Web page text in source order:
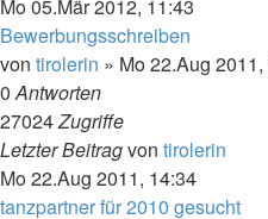
Mo 05.Mär 2012, 11:43
Bewerbungsschreiben
von tirolerin » Mo 22.Aug
0Antworten
27024Zugriffe
Letzter Beitragvon tirolerin
Mo 22.Aug 2011, 14:34
tanzpartner für 2010 gesucht